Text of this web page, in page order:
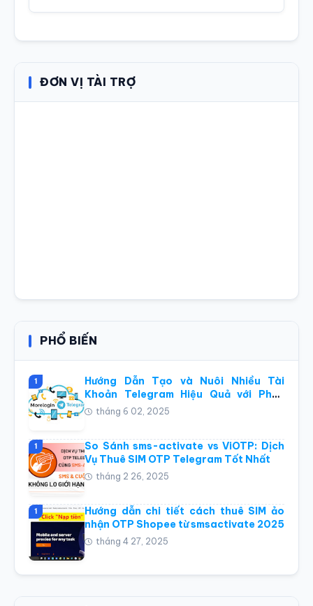
ĐƠN VỊ TÀI TRỢ
PHỔ BIẾN
1
Hướng Dẫn Tạo và Nuôi Nhiều Tài
Khoản Telegram Hiệu Quả với Phần
Mềm Điện Thoại Đám Mây Morelogin
tháng 6 02, 2025
1
So Sánh sms-activate vs ViOTP: Dịch
Vụ Thuê SIM OTP Telegram Tốt Nhất
tháng 2 26, 2025
1
Hướng dẫn chi tiết cách thuê SIM ảo
nhận OTP Shopee từ smsactivate 2025
tháng 4 27, 2025